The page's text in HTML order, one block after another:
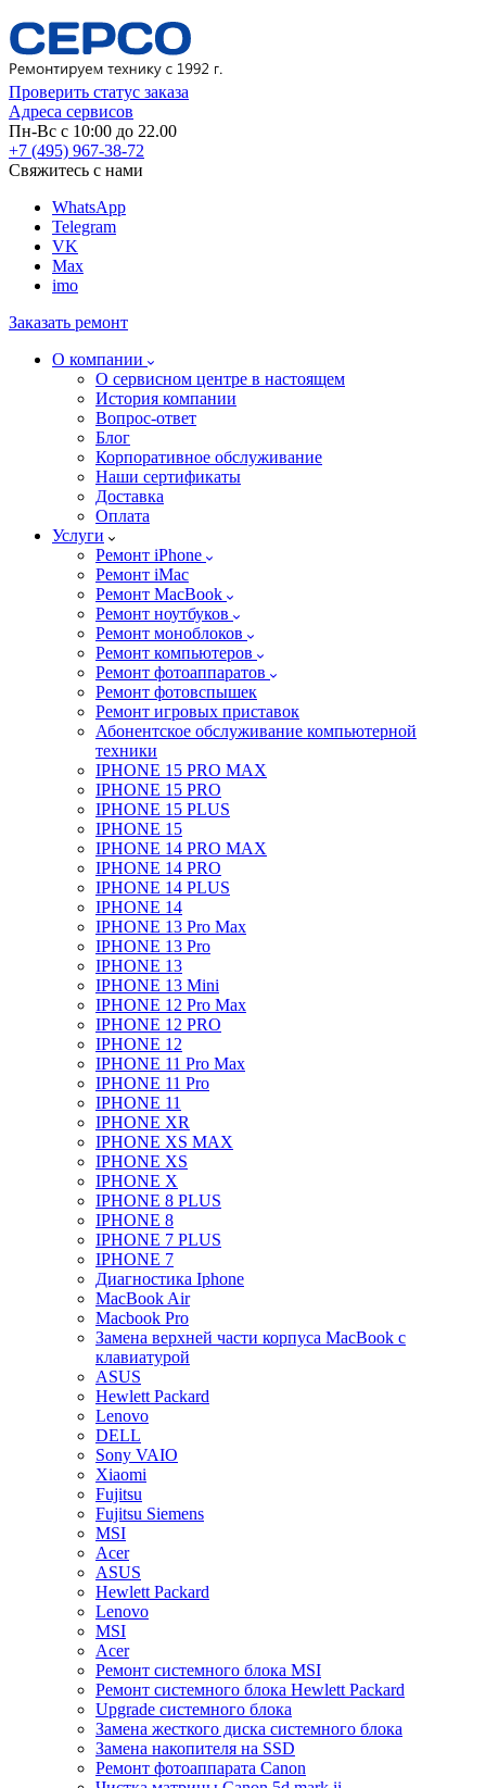
Проверить статус заказа
Адреса сервисов
Пн-Вс с 10:00 до 22.00
+7 (495) 967-38-72
Свяжитесь с нами
WhatsApp
Telegram
VK
Max
imo
Заказать ремонт
О компании
О сервисном центре в настоящем
История компании
Вопрос-ответ
Блог
Корпоративное обслуживание
Наши сертификаты
Доставка
Оплата
Услуги
Ремонт iPhone
Ремонт iMac
Ремонт MacBook
Ремонт ноутбуков
Ремонт моноблоков
Ремонт компьютеров
Ремонт фотоаппаратов
Ремонт фотовспышек
Ремонт игровых приставок
Абонентское обслуживание компьютерной
техники
IPHONE 15 PRO MAX
IPHONE 15 PRO
IPHONE 15 PLUS
IPHONE 15
IPHONE 14 PRO MAX
IPHONE 14 PRO
IPHONE 14 PLUS
IPHONE 14
IPHONE 13 Pro Max
IPHONE 13 Pro
IPHONE 13
IPHONE 13 Mini
IPHONE 12 Pro Max
IPHONE 12 PRO
IPHONE 12
IPHONE 11 Pro Max
IPHONE 11 Pro
IPHONE 11
IPHONE XR
IPHONE XS MAX
IPHONE XS
IPHONE X
IPHONE 8 PLUS
IPHONE 8
IPHONE 7 PLUS
IPHONE 7
Диагностика Iphone
MacBook Air
Macbook Pro
Замена верхней части корпуса MacBook с
клавиатурой
ASUS
Hewlett Packard
Lenovo
DELL
Sony VAIO
Xiaomi
Fujitsu
Fujitsu Siemens
MSI
Acer
ASUS
Hewlett Packard
Lenovo
MSI
Acer
Ремонт системного блока MSI
Ремонт системного блока Hewlett Packard
Upgrade системного блока
Замена жесткого диска системного блока
Замена накопителя на SSD
Ремонт фотоаппарата Canon